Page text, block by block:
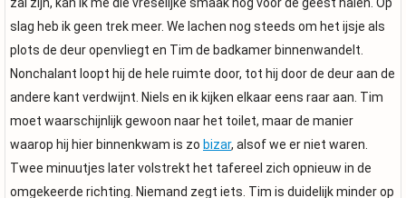
slag heb ik geen trek meer. We lachen nog steeds om het ijsje als
plots de deur openvliegt en Tim de badkamer binnenwandelt.
Nonchalant loopt hij de hele ruimte door, tot hij door de deur aan de
andere kant verdwijnt. Niels en ik kijken elkaar eens raar aan. Tim
moet waarschijnlijk gewoon naar het toilet, maar de manier
waarop hij hier binnenkwam is zo bizar, alsof we er niet waren.
Twee minuutjes later volstrekt het tafereel zich opnieuw in de
omgekeerde richting. Niemand zegt iets. Tim is duidelijk minder op